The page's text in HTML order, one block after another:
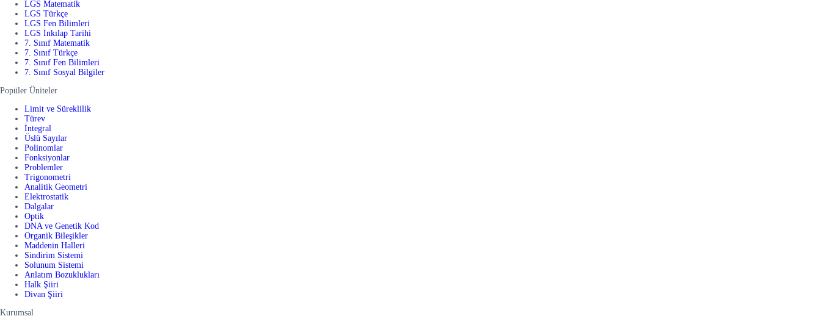
LGS Matematik
LGS Türkçe
LGS Fen Bilimleri
LGS İnkılap Tarihi
7. Sınıf Matematik
7. Sınıf Türkçe
7. Sınıf Fen Bilimleri
7. Sınıf Sosyal Bilgiler
Popüler Üniteler
Limit ve Süreklilik
Türev
İntegral
Üslü Sayılar
Polinomlar
Fonksiyonlar
Problemler
Trigonometri
Analitik Geometri
Elektrostatik
Dalgalar
Optik
DNA ve Genetik Kod
Organik Bileşikler
Maddenin Halleri
Sindirim Sistemi
Solunum Sistemi
Anlatım Bozuklukları
Halk Şiiri
Divan Şiiri
Kurumsal